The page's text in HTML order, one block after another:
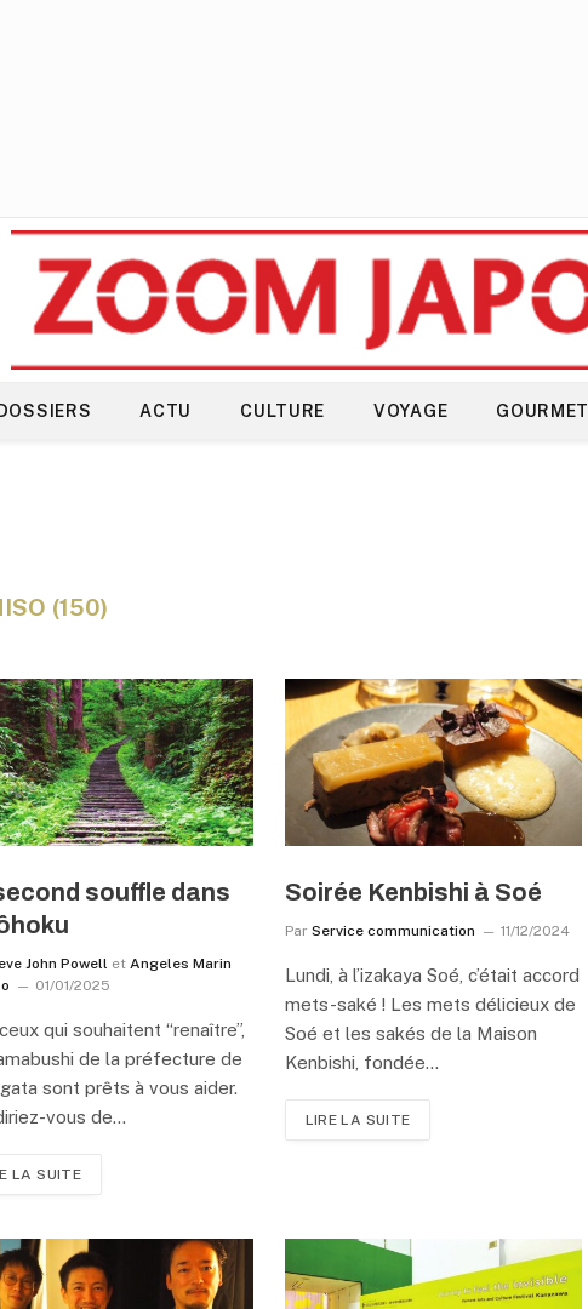
DOSSIERS ACTU CULTURE VOYAGE GOURMET
(150)
souffle dans
John Powell etAngeles Marin
01/01/2025
qui souhaitent “renaître”,
de la préfecture de
sont prêts à vous aider.
vous de…
LA SUITE
Soirée Kenbishi à Soé
Par Service communication 11/12/2024
Lundi, à l’izakaya Soé, c’était accord
mets-saké ! Les mets délicieux de
Soé et les sakés de la Maison
Kenbishi, fondée…
LIRE LA SUITE